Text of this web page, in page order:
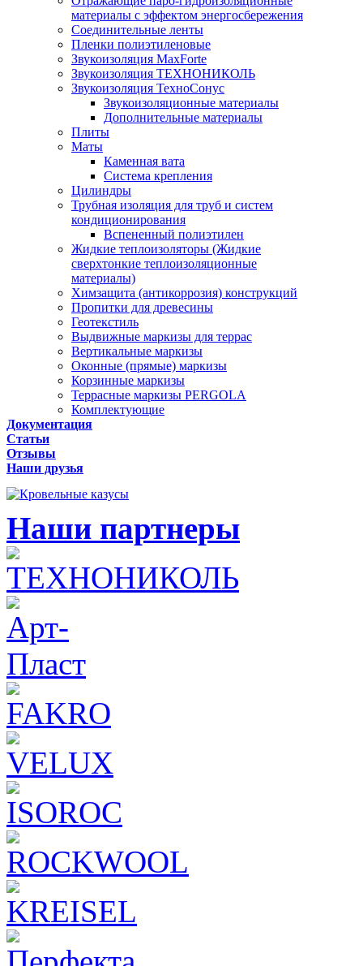
материалы с эффектом энергосбережения
Соединительные ленты
Пленки полиэтиленовые
Звукоизоляция MaxForte
Звукоизоляция ТЕХНОНИКОЛЬ
Звукоизоляция ТехноСонус
Звукоизоляционные материалы
Дополнительные материалы
Плиты
Маты
Каменная вата
Система крепления
Цилиндры
Трубная изоляция для труб и систем
кондиционирования
Вспененный полиэтилен
Жидкие теплоизоляторы (Жидкие
сверхтонкие теплоизоляционные
материалы)
Химзащита (антикоррозия) конструкций
Пропитки для древесины
Геотекстиль
Выдвижные маркизы для террас
Вертикальные маркизы
Оконные (прямые) маркизы
Корзинные маркизы
Террасные маркизы PERGOLA
Комплектующие
Документация
Статьи
Отзывы
Наши друзья
Наши партнеры